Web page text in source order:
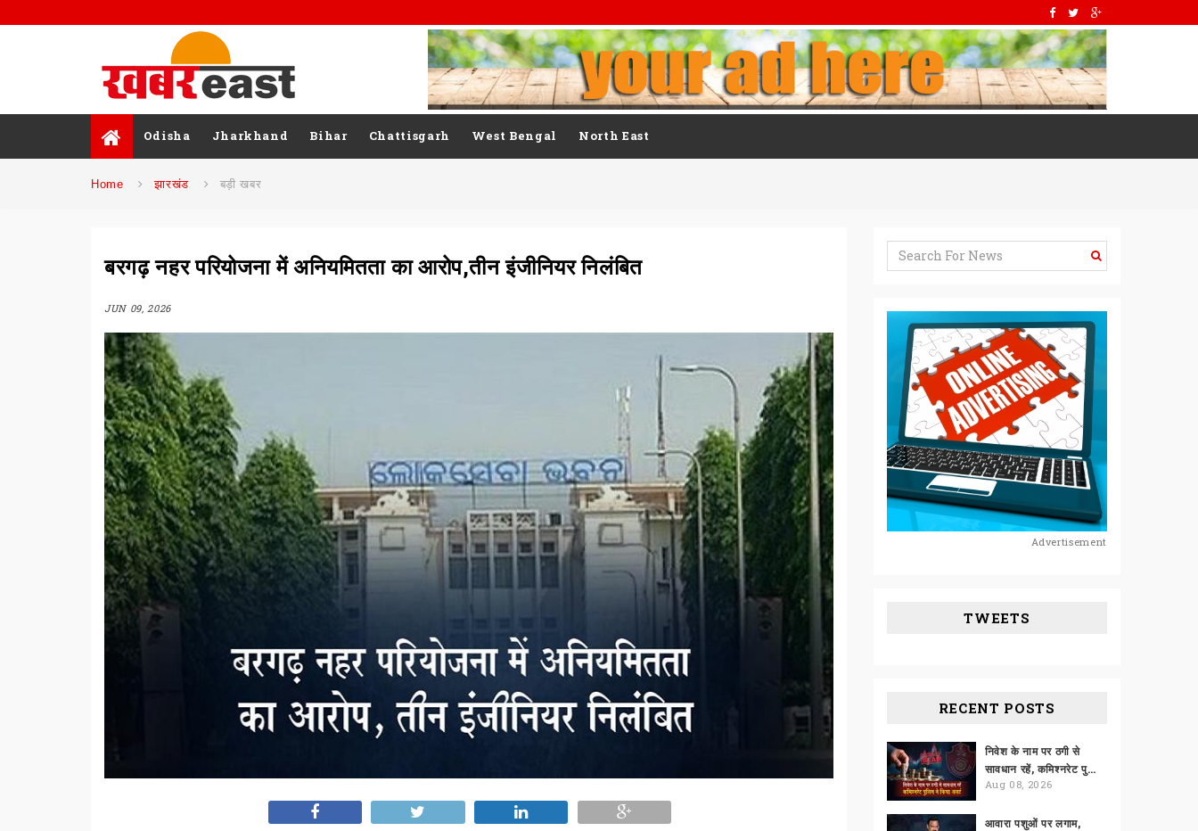
Odisha Jharkhand Bihar Chattisgarh West Bengal North East
Home झारखंड बड़ी खबर
बरगढ़ नहर परियोजना में अनियमितता का आरोप,तीन इंजीनियर निलंबित
JUN 09, 2026
Advertisement
TWEETS
RECENT POSTS
निवेश के नाम पर ठगी से
सावधान रहें, कमिश्नरेट पुलिस ने किया अलर्ट
Aug 08, 2026
आवारा पशुओं पर लगाम,